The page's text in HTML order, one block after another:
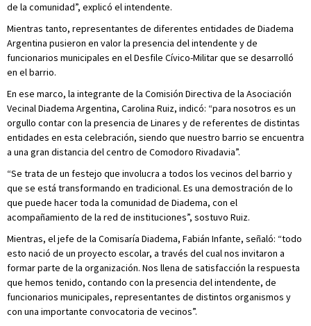
de la comunidad”, explicó el intendente.
Mientras tanto, representantes de diferentes entidades de Diadema
Argentina pusieron en valor la presencia del intendente y de
funcionarios municipales en el Desfile Cívico-Militar que se desarrolló
en el barrio.
En ese marco, la integrante de la Comisión Directiva de la Asociación
Vecinal Diadema Argentina, Carolina Ruiz, indicó: “para nosotros es un
orgullo contar con la presencia de Linares y de referentes de distintas
entidades en esta celebración, siendo que nuestro barrio se encuentra
a una gran distancia del centro de Comodoro Rivadavia”.
“Se trata de un festejo que involucra a todos los vecinos del barrio y
que se está transformando en tradicional. Es una demostración de lo
que puede hacer toda la comunidad de Diadema, con el
acompañamiento de la red de instituciones”, sostuvo Ruiz.
Mientras, el jefe de la Comisaría Diadema, Fabián Infante, señaló: “todo
esto nació de un proyecto escolar, a través del cual nos invitaron a
formar parte de la organización. Nos llena de satisfacción la respuesta
que hemos tenido, contando con la presencia del intendente, de
funcionarios municipales, representantes de distintos organismos y
con una importante convocatoria de vecinos”.